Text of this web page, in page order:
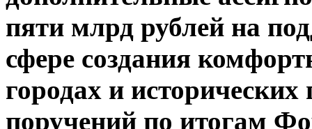
пяти млрд рублей на
сфере создания
городах и
поручений по итогам